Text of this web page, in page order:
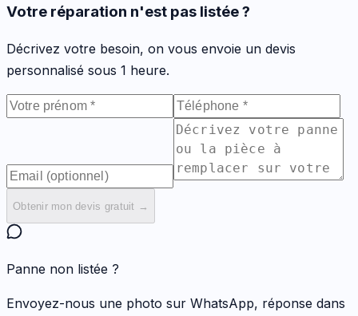
Votre réparation n'est pas listée ?
Décrivez votre besoin, on vous envoie un devis
personnalisé sous 1 heure.
Obtenir mon devis gratuit →
Panne non listée ?
Envoyez-nous une photo sur WhatsApp, réponse dans